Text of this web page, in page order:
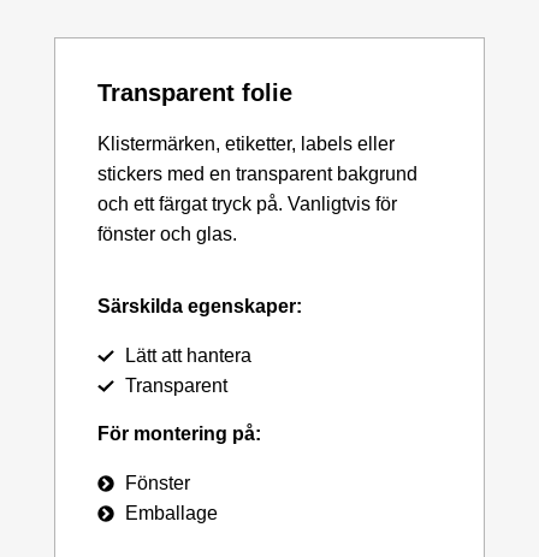
Transparent folie
Klistermärken, etiketter, labels eller
stickers med en transparent bakgrund
och ett färgat tryck på. Vanligtvis för
fönster och glas.
Särskilda egenskaper:
Lätt att hantera
Transparent
För montering på:
Fönster
Emballage